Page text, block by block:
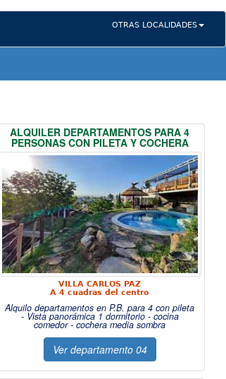
OTRAS LOCALIDADES
ALQUILER DEPARTAMENTOS PARA 4
PERSONAS CON PILETA Y COCHERA
VILLA CARLOS PAZ
A 4 cuadras del centro
Alquilo departamentos en P.B. para 4 con pileta
- Vista panorámica 1 dormitorio - cocina
comedor - cochera media sombra
Ver departamento 04